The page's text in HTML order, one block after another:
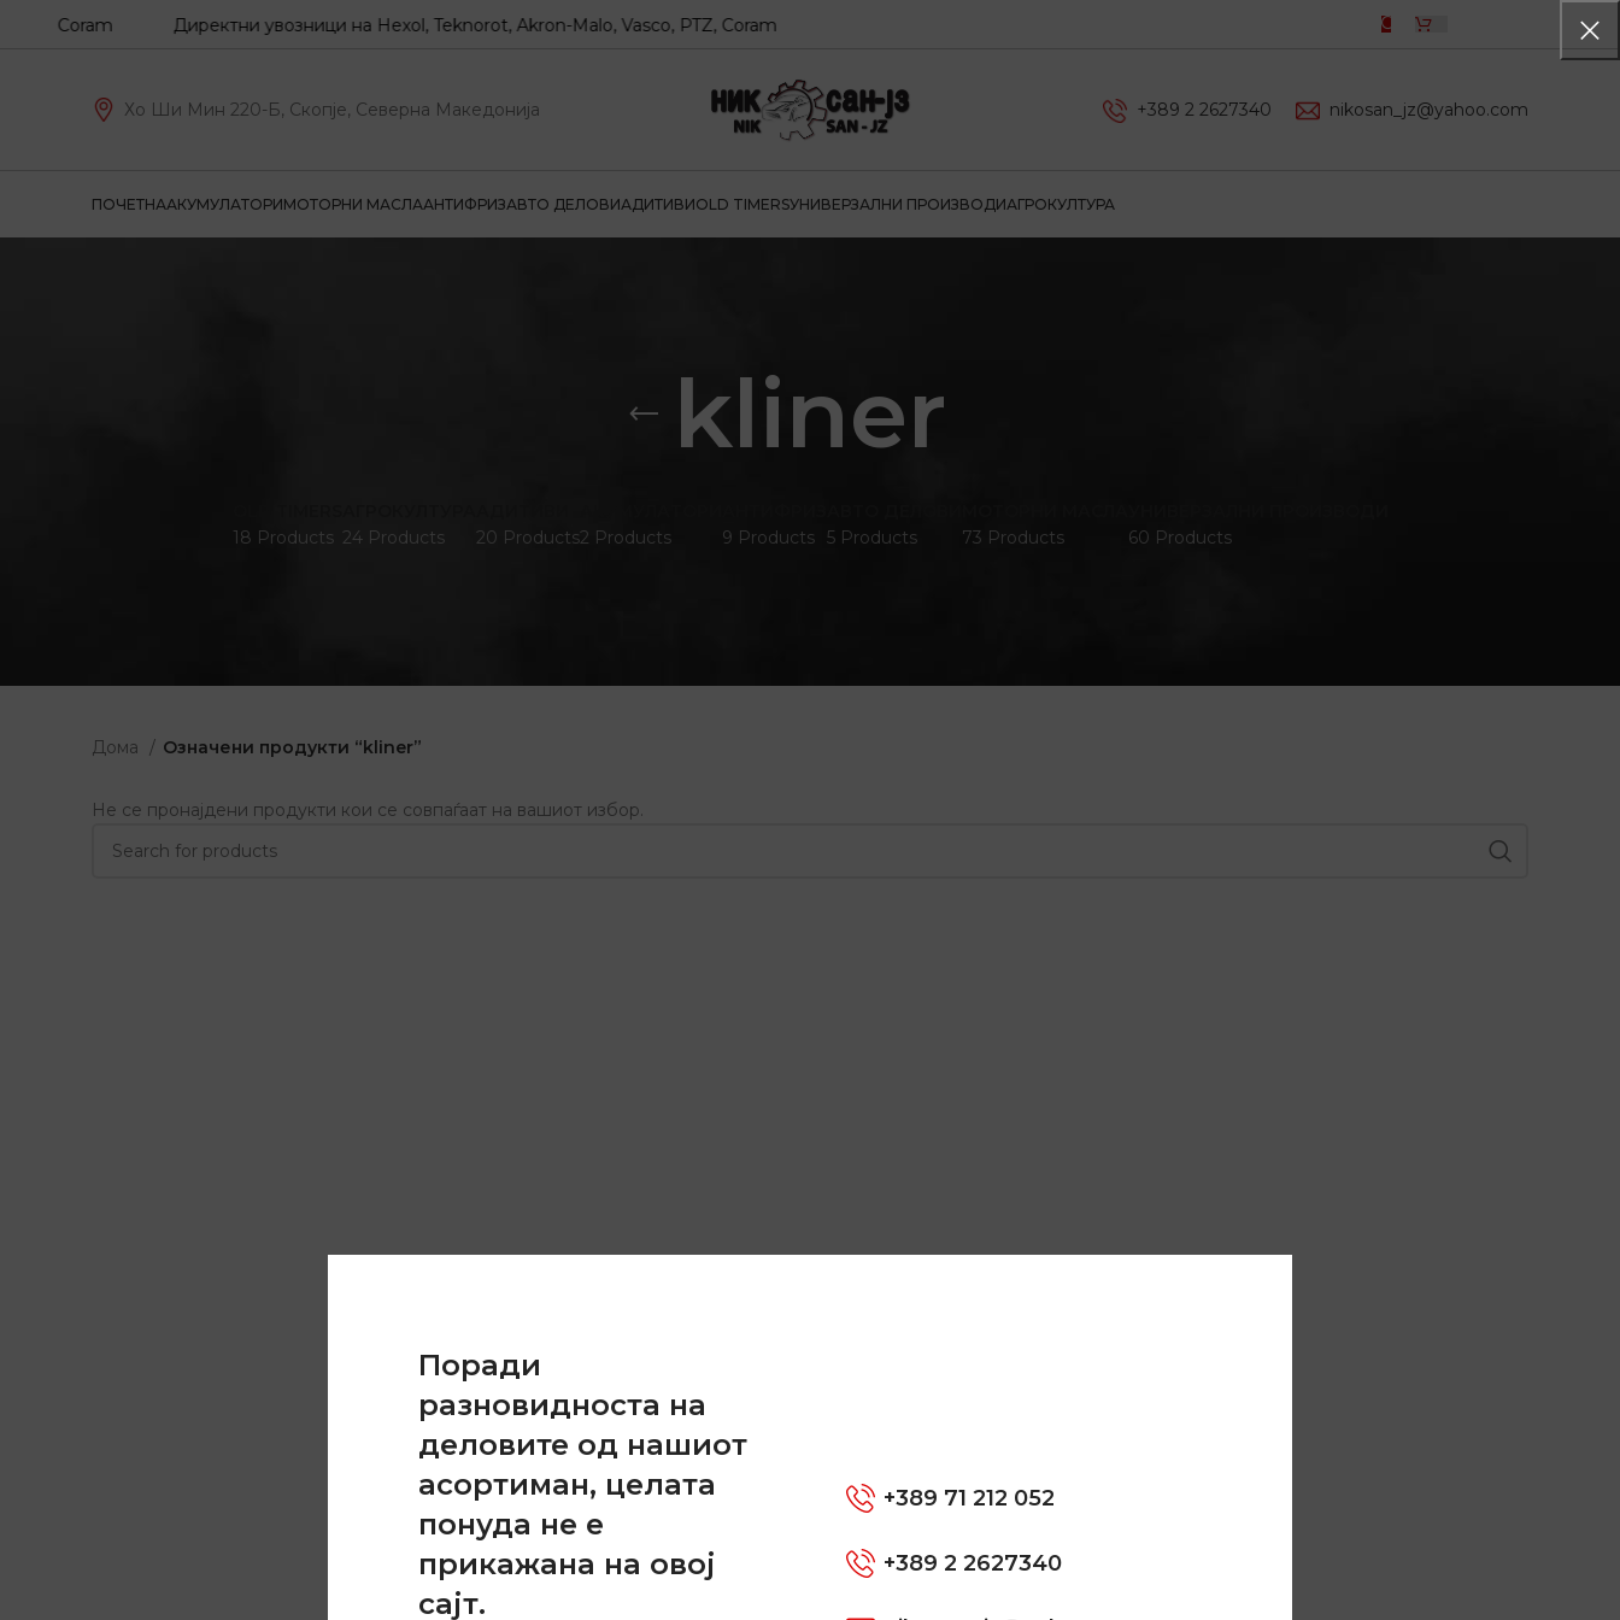
Поради
разновидноста на
деловите од нашиот
асортиман, целата
понуда не е
прикажана на овој
сајт.
+389 71 212 052
+389 2 2627340
Coram Директни увозници на Hexol, Teknorot, Akron-Malo, Vasco, PTZ, Coram
Хо Ши Мин 220-Б, Скопје, Северна Македонија +389 2 2627340 nikosan_jz@yahoo.com
ПОЧЕТНААКУМУЛАТОРИМОТОРНИ МАСЛААНТИФРИЗАВТО ДЕЛОВИАДИТИВИOLD TIMERSУНИВЕРЗАЛНИ ПРОИЗВОДИАГРОКУЛТУРА
kliner
18 Products 24 Products
20 Products2 Products
9 Products 5 Products
73 Products
60 Products
Дома Означени продукти “kliner”
Не се пронајдени продукти кои се совпаѓаат на вашиот избор.